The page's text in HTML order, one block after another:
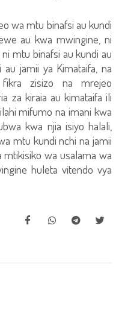
wa mtu binafsi au kundi
au kwa mwingine, ni
mtu binafsi au kundi au
jamii ya Kimataifa, na
zisizo na mrejeo
za kiraia au kimataifa ili
mifumo na imani kwa
kwa njia isiyo halali,
mtu kundi nchi na jamii
mtikisiko wa usalama wa
huleta vitendo vya